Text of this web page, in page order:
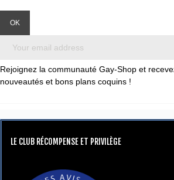
Rejoignez la communauté Gay-Shop et
nouveautés et bons plans coquins !
LE CLUB RÉCOMPENSE ET PRIVILÈGE